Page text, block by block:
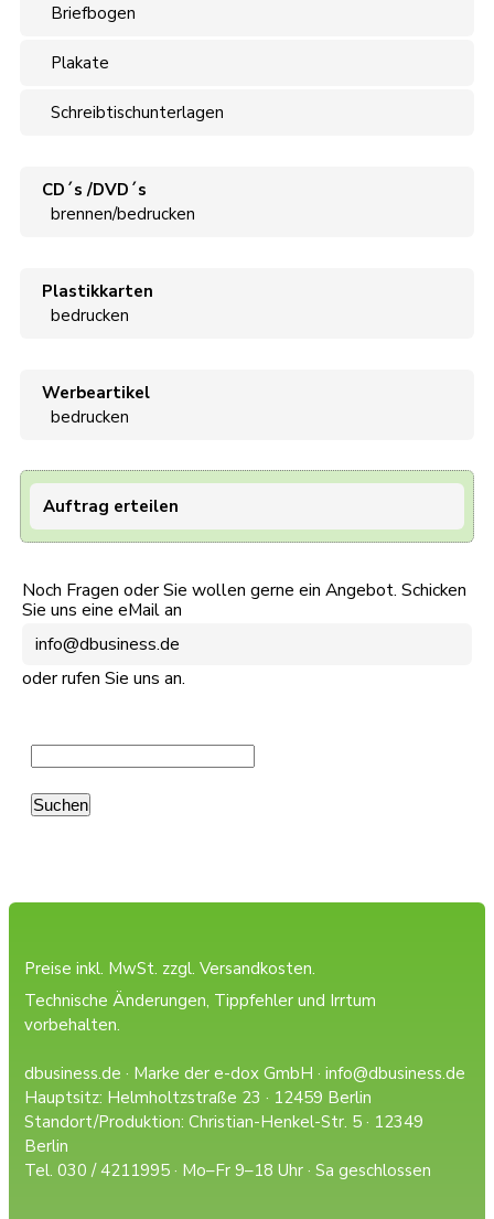
Briefbogen
Plakate
Schreibtischunterlagen
CD´s /DVD´s
brennen/bedrucken
Plastikkarten
bedrucken
Werbeartikel
bedrucken
Auftrag erteilen
Noch Fragen oder Sie wollen gerne ein Angebot. Schicken
Sie uns eine eMail an
info@dbusiness.de
oder rufen Sie uns an.
Preise inkl. MwSt. zzgl. Versandkosten.
Technische Änderungen, Tippfehler und Irrtum
vorbehalten.
dbusiness.de · Marke der e-dox GmbH · info@dbusiness.de
Hauptsitz: Helmholtzstraße 23 · 12459 Berlin
Standort/Produktion: Christian-Henkel-Str. 5 · 12349
Berlin
Tel. 030 / 4211995 · Mo–Fr 9–18 Uhr · Sa geschlossen